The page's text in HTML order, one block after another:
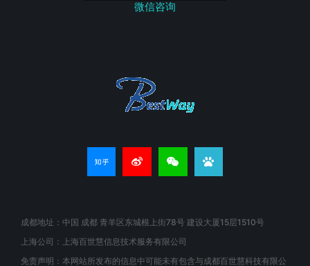
微信咨询
成都地址：中国 成都 青羊区东城根上街78号 建设大厦15层1510号
上海公司：上海百世慧信息技术服务有限公司
免责声明：本网站所发布的信息中可能未有包含与成都百世慧科技有限公